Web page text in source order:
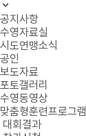
공지사항
수영자료실
시도연맹소식
공인
보도자료
포토갤러리
수영동영상
맞춤형훈련프로그램
대회결과